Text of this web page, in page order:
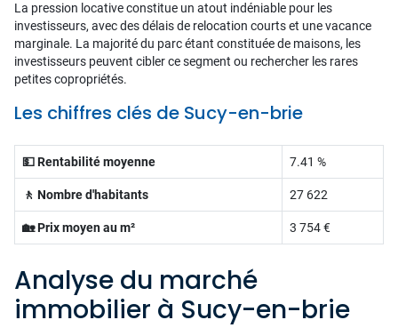
La pression locative constitue un atout indéniable pour les
investisseurs, avec des délais de relocation courts et une vacance
marginale. La majorité du parc étant constituée de maisons, les
investisseurs peuvent cibler ce segment ou rechercher les rares
petites copropriétés.
Les chiffres clés de Sucy-en-brie
💵 Rentabilité moyenne 7.41 %
🚶 Nombre d'habitants 27 622
🏡 Prix moyen au m² 3 754 €
Analyse du marché
immobilier à Sucy-en-brie